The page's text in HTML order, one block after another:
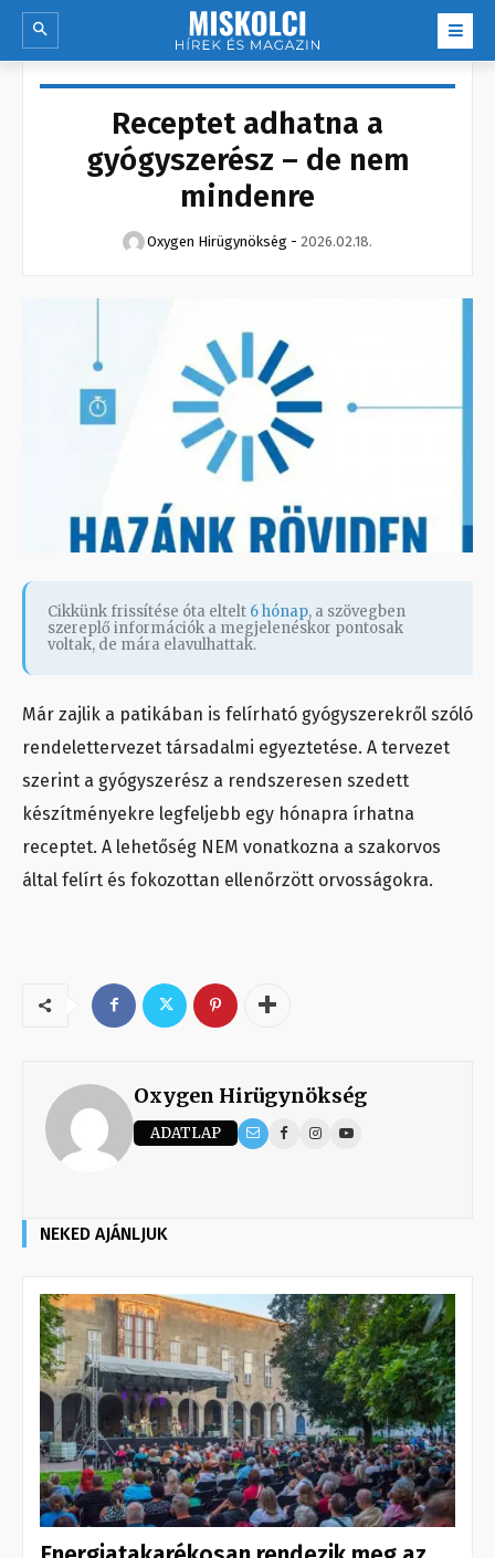
Receptet adhatna a
gyógyszerész – de nem
mindenre
Oxygen Hirügynökség - 2026.02.18.
Cikkünk frissítése óta eltelt 6 hónap, a szövegben
szereplő információk a megjelenéskor pontosak
voltak, de mára elavulhattak.
Már zajlik a patikában is felírható gyógyszerekről szóló
rendelettervezet társadalmi egyeztetése. A tervezet
szerint a gyógyszerész a rendszeresen szedett
készítményekre legfeljebb egy hónapra írhatna
receptet. A lehetőség NEM vonatkozna a szakorvos
által felírt és fokozottan ellenőrzött orvosságokra.
Oxygen Hirügynökség
ADATLAP
NEKED AJÁNLJUK